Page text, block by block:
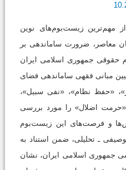
مهم‌ترین زیست‌بوم‌های نوین
معاصر، ضرورت ساماندهی بر
حقوقی جمهوری اسلامی ایران
مبانی فقهی ساماندهی فضای
«حفظ نظام»، «نفی سبیل»،
اضلال» را مورد بررسی
و فرصت‌های این زیست‌بوم
ـ تحلیلی، ضمن استناد به
جمهوری اسلامی ایران، نشان